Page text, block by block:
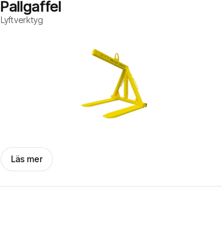
Pallgaffel
Lyftverktyg
Läs mer